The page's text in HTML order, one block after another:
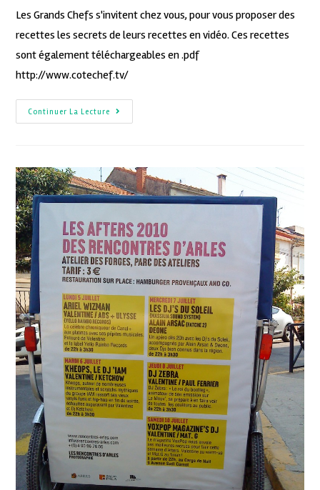
Les Grands Chefs s'invitent chez vous, pour vous proposer des
recettes les secrets de leurs recettes en vidéo. Ces recettes
sont également téléchargeables en .pdf
http://www.cotechef.tv/
Continuer La Lecture